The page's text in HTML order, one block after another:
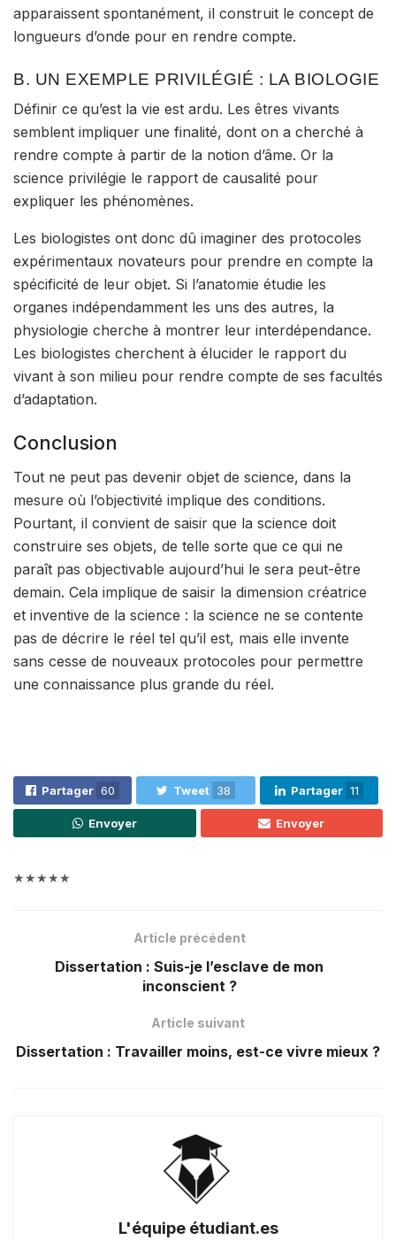
apparaissent spontanément, il construit le concept de
longueurs d’onde pour en rendre compte.
B. UN EXEMPLE PRIVILÉGIÉ : LA BIOLOGIE
Définir ce qu’est la vie est ardu. Les êtres vivants
semblent impliquer une finalité, dont on a cherché à
rendre compte à partir de la notion d’âme. Or la
science privilégie le rapport de causalité pour
expliquer les phénomènes.
Les biologistes ont donc dû imaginer des protocoles
expérimentaux novateurs pour prendre en compte la
spécificité de leur objet. Si l’anatomie étudie les
organes indépendamment les uns des autres, la
physiologie cherche à montrer leur interdépendance.
Les biologistes cherchent à élucider le rapport du
vivant à son milieu pour rendre compte de ses facultés
d’adaptation.
Conclusion
Tout ne peut pas devenir objet de science, dans la
mesure où l’objectivité implique des conditions.
Pourtant, il convient de saisir que la science doit
construire ses objets, de telle sorte que ce qui ne
paraît pas objectivable aujourd’hui le sera peut-être
demain. Cela implique de saisir la dimension créatrice
et inventive de la science : la science ne se contente
pas de décrire le réel tel qu’il est, mais elle invente
sans cesse de nouveaux protocoles pour permettre
une connaissance plus grande du réel.
Partager 60 Tweet 38 Partager 11
Envoyer Envoyer
★★★★★
Article précédent
Dissertation : Suis-je l’esclave de mon
inconscient ?
Article suivant
Dissertation : Travailler moins, est-ce vivre mieux ?
L'équipe étudiant.es